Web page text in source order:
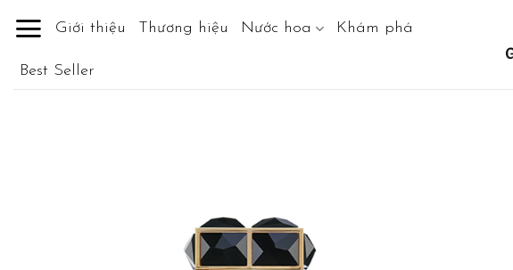
content
Giới thiệu Thương hiệu Nước hoa Khám phá
Best Seller